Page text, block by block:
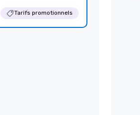
Tarifs promotionnels